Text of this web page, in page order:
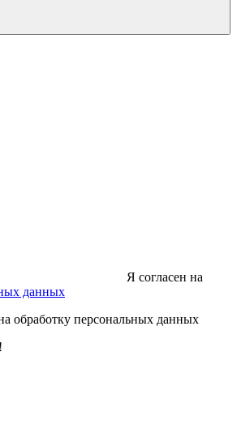
Я согласен на
данных
обработку персональных данных